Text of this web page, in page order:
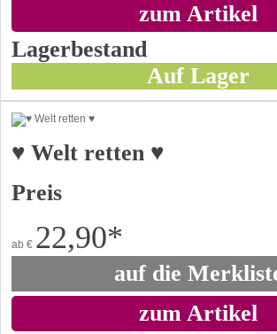
zum Artikel
Lagerbestand
Auf Lager
♥ Welt retten ♥
Preis
ab € 22,90*
auf die
zum Artikel